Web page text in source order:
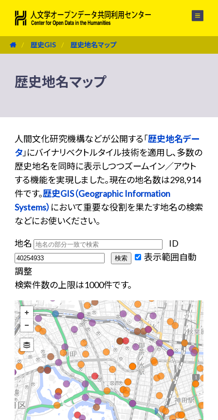
歴史GIS 歴史地名マップ
歴史地名マップ
人間文化研究機構などが公開する「歴史地名デー
タ 」にバイナリベクトルタイル技術を適用し、多数の
歴史地名を同時に表示しつつズームイン／アウト
する機能を実現しました。現在の地名数は298,914
件です。歴史GIS（Geographic Information
Systems） において重要な役割を果たす地名の検索
などにお使いください。
地名
ID
表示範囲自動
調整
検索件数の上限は1000件です。